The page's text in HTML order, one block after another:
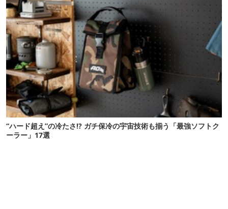
“ハード超え”の冷たさ!? ガチ保冷の宇宙技術も揃う「最強ソフトク
ーラー」17選